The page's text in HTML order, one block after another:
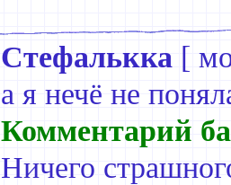
Стефалькка [
а я нечё не
Комментарий
Ничего